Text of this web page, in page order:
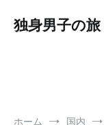
独身男子の旅
ホーム 国内